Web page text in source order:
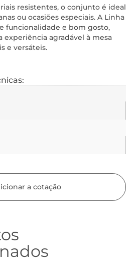
resistentes, o conjunto é ideal
ou ocasiões especiais. A Linha
funcionalidade e bom gosto,
agradável à mesa
e versáteis.
a cotação